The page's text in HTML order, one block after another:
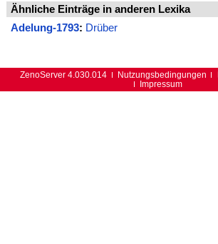
Ähnliche Einträge in anderen Lexika
Adelung-1793: Drüber
ZenoServer 4.030.014 Nutzungsbedingungen
Impressum